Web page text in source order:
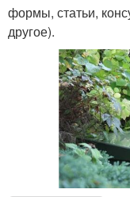
формы, статьи,
другое).